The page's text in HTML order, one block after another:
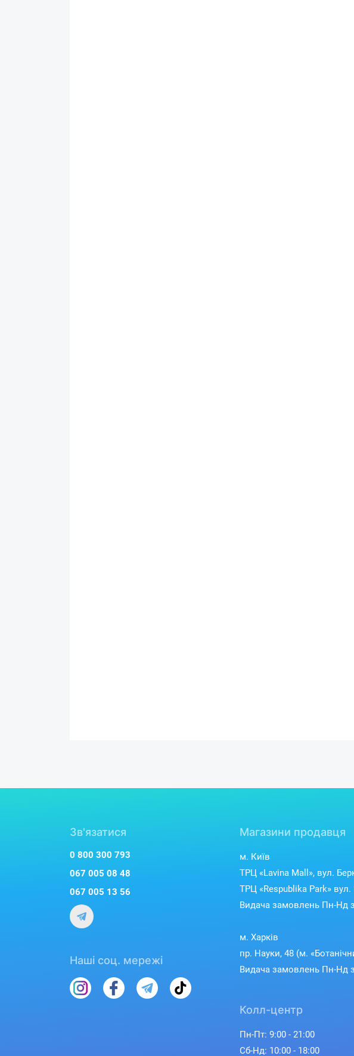
Зв'язатися
0 800 300 793
067 005 08 48
067 005 13 56
Наші соц. мережі
Магазини продавця
м. Київ
ТРЦ «Lavina Mall», вул.
ТРЦ «Respublika Park» вул.
Видача замовлень Пн-Нд
м. Харків
пр. Науки, 48 (м.
Видача замовлень Пн-Нд
Колл-центр
Пн-Пт: 9:00 - 21:00
Сб-Нд: 10:00 - 18:00